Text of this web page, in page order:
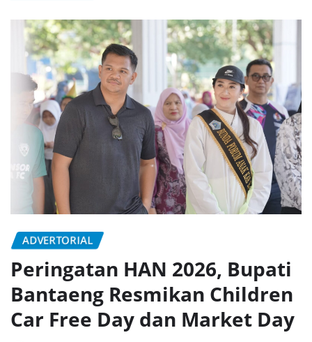
ADVERTORIAL
Peringatan HAN 2026, Bupati
Bantaeng Resmikan Children
Car Free Day dan Market Day